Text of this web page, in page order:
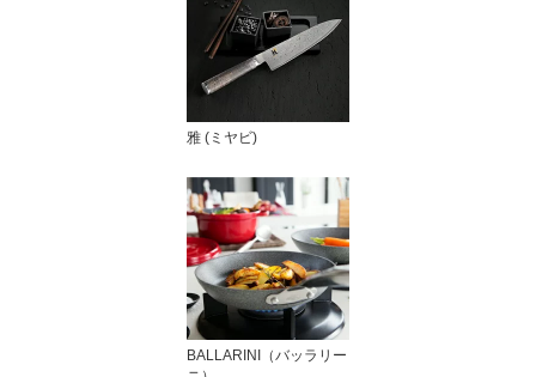
雅 (ミヤビ)
BALLARINI（バッラリー